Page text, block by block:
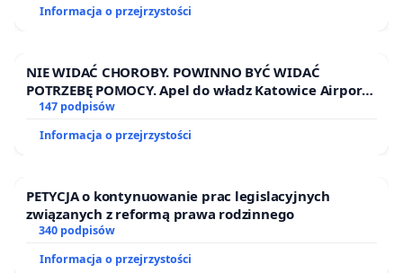
Informacja o przejrzystości
NIE WIDAĆ CHOROBY. POWINNO BYĆ WIDAĆ
POTRZEBĘ POMOCY. Apel do władz Katowice Airport
o przystąpienie do programu HIDDEN DISABILITIES
SUNFLOWER – SŁONECZNIK – UKRYTE
NIEPEŁNOSPRAWNOŚCI
147 podpisów
Informacja o przejrzystości
PETYCJA o kontynuowanie prac legislacyjnych
związanych z reformą prawa rodzinnego
340 podpisów
Informacja o przejrzystości